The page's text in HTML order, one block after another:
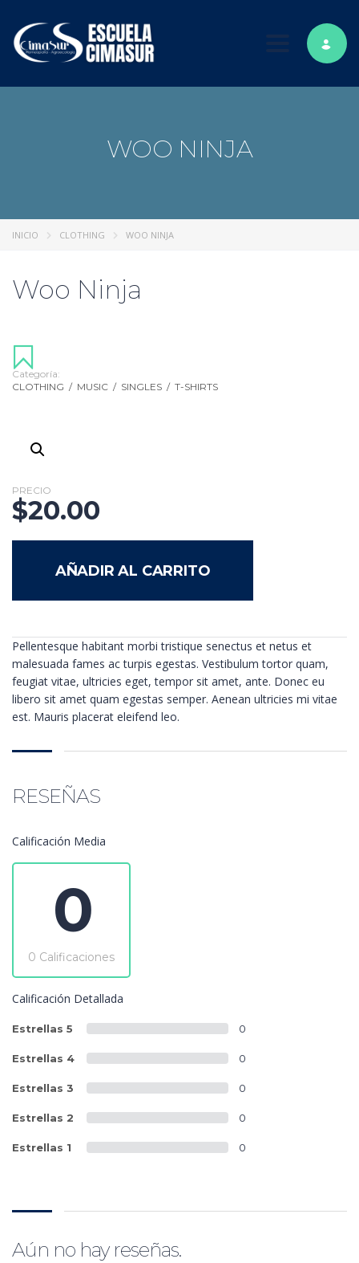
Toggle
WOO NINJA
INICIO CLOTHING WOO NINJA
Woo Ninja
Categoría:
CLOTHING / MUSIC / SINGLES / T-SHIRTS
PRECIO
$20.00
AÑADIR AL CARRITO
Pellentesque habitant morbi tristique senectus et netus et
malesuada fames ac turpis egestas. Vestibulum tortor quam,
feugiat vitae, ultricies eget, tempor sit amet, ante. Donec eu
libero sit amet quam egestas semper. Aenean ultricies mi vitae
est. Mauris placerat eleifend leo.
RESEÑAS
Calificación Media
0
0 Calificaciones
Calificación Detallada
Estrellas 5 0
Estrellas 4 0
Estrellas 3 0
Estrellas 2 0
Estrellas 1 0
Aún no hay reseñas.